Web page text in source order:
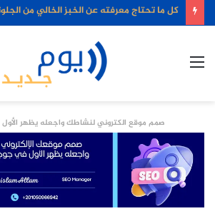
كل ما تحتاج معرفته عن الخبز الخالي من
صمم موقع الكتروني لنشاطك واجعله يظهر